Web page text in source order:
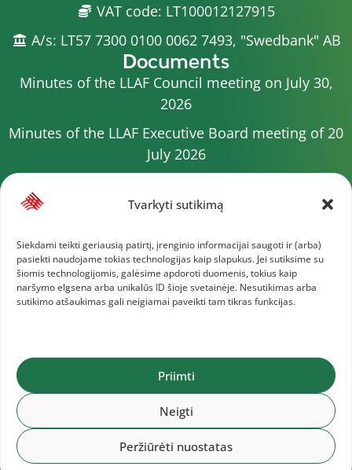
Tvarkyti sutikimą
Siekdami teikti geriausią patirtį, įrenginio informacijai saugoti ir (arba)
pasiekti naudojame tokias technologijas kaip slapukus. Jei sutiksime su
šiomis technologijomis, galėsime apdoroti duomenis, tokius kaip
naršymo elgsena arba unikalūs ID šioje svetainėje. Nesutikimas arba
sutikimo atšaukimas gali neigiamai paveikti tam tikras funkcijas.
Priimti
Neigti
Peržiūrėti nuostatas
VAT code: LT100012127915
A/s: LT57 7300 0100 0062 7493, "Swedbank" AB
Documents
Minutes of the LLAF Council meeting on July 30,
2026
Minutes of the LLAF Executive Board meeting of 20
July 2026
2026
Minutes of the LLAF Council meeting of 4 July 2026
Minutes of the meeting of the Executive
Committee of 1 July 2025
Lithuanian Athletics Federation © 2025